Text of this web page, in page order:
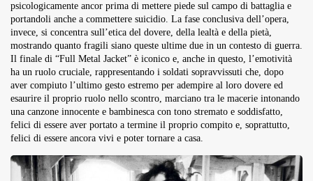
psicologicamente ancor prima di mettere piede sul campo di battaglia e
portandoli anche a commettere suicidio. La fase conclusiva dell’opera,
invece, si concentra sull’etica del dovere, della lealtà e della pietà,
mostrando quanto fragili siano queste ultime due in un contesto di guerra.
Il finale di “Full Metal Jacket” è iconico e, anche in questo, l’emotività
ha un ruolo cruciale, rappresentando i soldati sopravvissuti che, dopo
aver compiuto l’ultimo gesto estremo per adempire al loro dovere ed
esaurire il proprio ruolo nello scontro, marciano tra le macerie intonando
una canzone innocente e bambinesca con tono stremato e soddisfatto,
felici di essere aver portato a termine il proprio compito e, soprattutto,
felici di essere ancora vivi e poter tornare a casa.